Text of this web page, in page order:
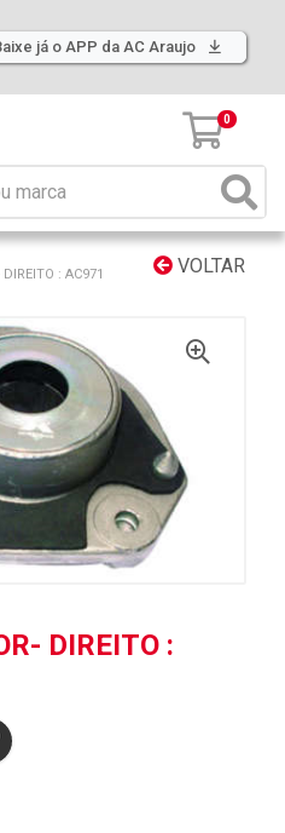
já o APP da AC Araujo
0
VOLTAR
: AC971
DIREITO :